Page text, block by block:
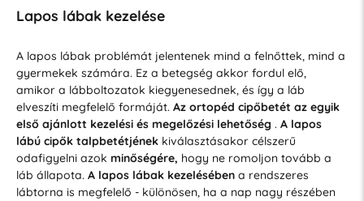
Lapos lábak kezelése
A lapos lábak problémát jelentenek mind a felnőttek, mind a
gyermekek számára. Ez a betegség akkor fordul elő,
amikor a lábboltozatok kiegyenesednek, és így a láb
elveszíti megfelelő formáját. Az ortopéd cipőbetét az egyik
első ajánlott kezelési és megelőzési lehetőség . A lapos
lábú cipők talpbetétjénekkiválasztásakor célszerű
odafigyelni azok minőségére, hogy ne romoljon tovább a
láb állapota. A lapos lábak kezelésébena rendszeres
lábtorna is megfelelő - különösen, ha a nap nagy részében